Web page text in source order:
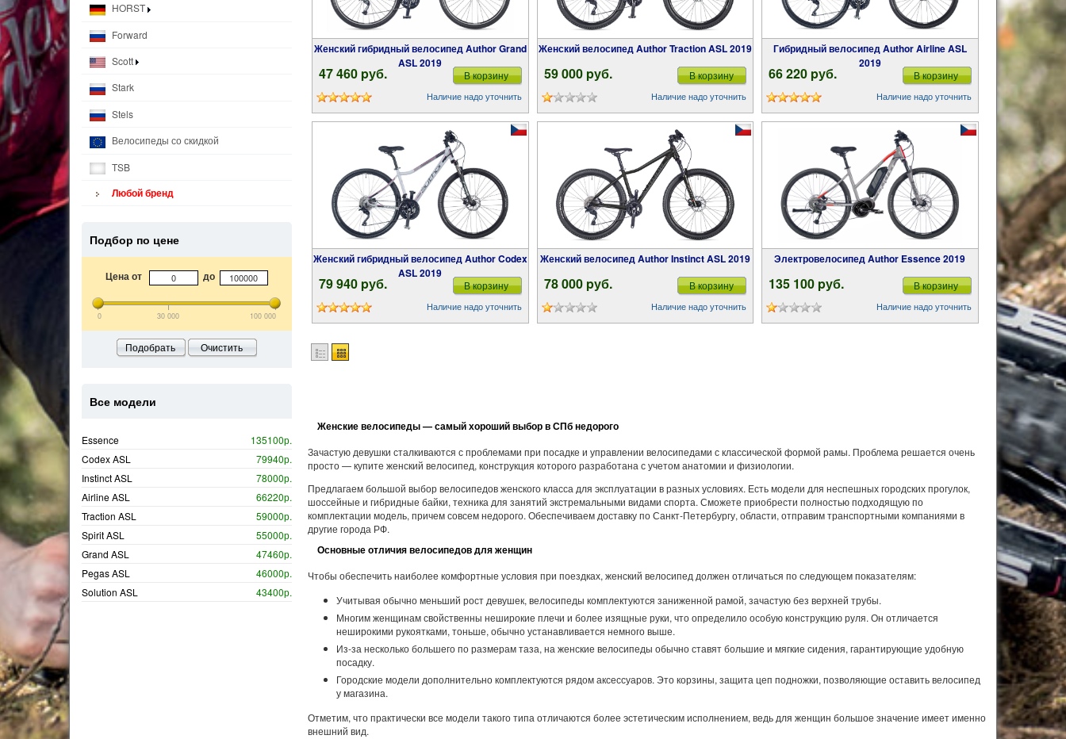
Женский гибридный велосипед Author Grand
ASL 2019
47 460 pуб. В корзину
Наличие надо уточнить
Женский велосипед Author Traction ASL 2019
59 000 pуб. В корзину
Наличие надо уточнить
Гибридный велосипед Author Airline ASL
2019
66 220 pуб. В корзину
Наличие надо уточнить
Женский гибридный велосипед Author Codex
ASL 2019
79 940 pуб. В корзину
Наличие надо уточнить
Женский велосипед Author Instinct ASL 2019
78 000 pуб. В корзину
Наличие надо уточнить
Электровелосипед Author Essence 2019
135 100 pуб. В корзину
Наличие надо уточнить
Женские велосипеды — самый хороший выбор в СПб недорого
Зачастую девушки сталкиваются с проблемами при посадке и управлении велосипедами с классической формой рамы. Проблема решается очень
просто — купите женский велосипед, конструкция которого разработана с учетом анатомии и физиологии.
Предлагаем большой выбор велосипедов женского класса для эксплуатации в разных условиях. Есть модели для неспешных городских прогулок,
шоссейные и гибридные байки, техника для занятий экстремальными видами спорта. Сможете приобрести полностью подходящую по
комплектации модель, причем совсем недорого. Обеспечиваем доставку по Санкт-Петербургу, области, отправим транспортными компаниями в
другие города РФ.
Основные отличия велосипедов для женщин
Чтобы обеспечить наиболее комфортные условия при поездках, женский велосипед должен отличаться по следующем показателям:
Учитывая обычно меньший рост девушек, велосипеды комплектуются заниженной рамой, зачастую без верхней трубы.
Многим женщинам свойственны неширокие плечи и более изящные руки, что определило особую конструкцию руля. Он отличается
неширокими рукоятками, тоньше, обычно устанавливается немного выше.
Из-за несколько большего по размерам таза, на женские велосипеды обычно ставят большие и мягкие сидения, гарантирующие удобную
посадку.
Городские модели дополнительно комплектуются рядом аксессуаров. Это корзины, защита цеп подножки, позволяющие оставить велосипед
у магазина.
Отметим, что практически все модели такого типа отличаются более эстетическим исполнением, ведь для женщин большое значение имеет именно
внешний вид.
HORST
Forward
Scott
Stark
Stels
Велосипеды со скидкой
TSB
Любой бренд
Подбор по цене
Цена от до
0 30 000 100 000
Подобрать Очистить
Все модели
Essence
135100р.
Codex ASL
79940р.
Instinct ASL
78000р.
Airline ASL
66220р.
Traction ASL
59000р.
Spirit ASL
55000р.
Grand ASL
47460р.
Pegas ASL
46000р.
Solution ASL
43400р.